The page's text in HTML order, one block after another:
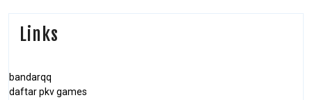
Links
bandarqq
daftar pkv games